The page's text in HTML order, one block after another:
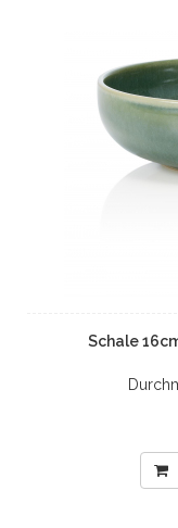
Schale